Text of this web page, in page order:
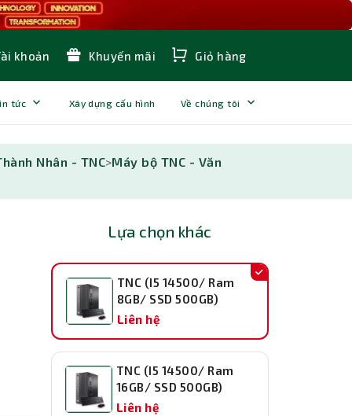
khoản Khuyến mãi Giỏ hàng
tức Xây dựng cấu hình Về chúng tôi
Nhân - TNC>Máy bộ TNC - Văn
Lựa chọn khác
TNC (I5 14500/ Ram
8GB/ SSD 500GB)
Liên hệ
TNC (I5 14500/ Ram
16GB/ SSD 500GB)
Liên hệ